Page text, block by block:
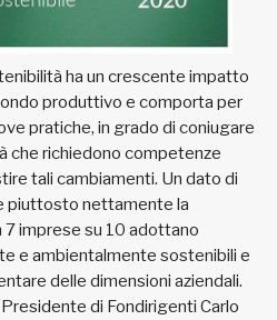
ha un crescente impatto
produttivo e comporta per
pratiche, in grado di coniugare
che richiedono competenze
tali cambiamenti. Un dato di
piuttosto nettamente la
imprese su 10 adottano
e ambientalmente sostenibili e
delle dimensioni aziendali.
di Fondirigenti Carlo